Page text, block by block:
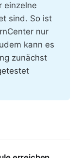
einzelne
sind. So ist
nur
kann es
zunächst